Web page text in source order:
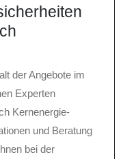
der Angebote im
Experten
Kernenergie-
und Beratung
bei der